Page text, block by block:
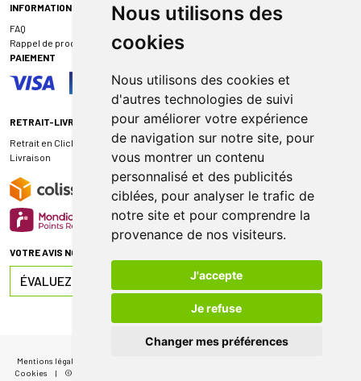
Nous utilisons des
cookies
Nous utilisons des cookies et
d'autres technologies de suivi
pour améliorer votre expérience
de navigation sur notre site, pour
vous montrer un contenu
personnalisé et des publicités
ciblées, pour analyser le trafic de
notre site et pour comprendre la
provenance de nos visiteurs.
J'accepte
Je refuse
Changer mes préférences
INFORMATIONS
FAQ
Rappel de produit
PAIEMENT
RETRAIT-LIVRAISON
Retrait en Click & Collect
Livraison
VOTRE AVIS NOUS INTÉRESSE
ÉVALUEZ-NOUS SUR
Mentions légales
Cookies
| © 2026 Pharmacie de Sauternes